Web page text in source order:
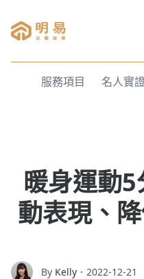
明易足體按摩
服務項目 名人實
暖身運動
動表現、
By Kelly ．2022-12-21